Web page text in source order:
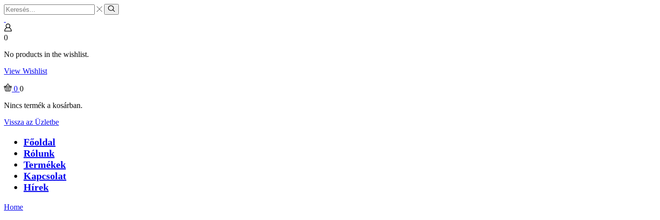
Search
input
Search
0
No products in the wishlist.
View Wishlist
0 0
Nincs termék a kosárban.
Vissza az Üzletbe
Főoldal
Rólunk
Termékek
Kapcsolat
Hírek
Home